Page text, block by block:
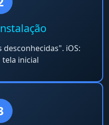
iOS:
tela inicial